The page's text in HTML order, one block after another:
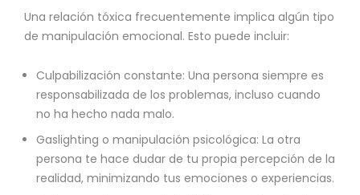
Una relación tóxica frecuentemente implica algún tipo
de manipulación emocional. Esto puede incluir:
Culpabilización constante: Una persona siempre es
responsabilizada de los problemas, incluso cuando
no ha hecho nada malo.
Gaslighting o manipulación psicológica: La otra
persona te hace dudar de tu propia percepción de la
realidad, minimizando tus emociones o experiencias.